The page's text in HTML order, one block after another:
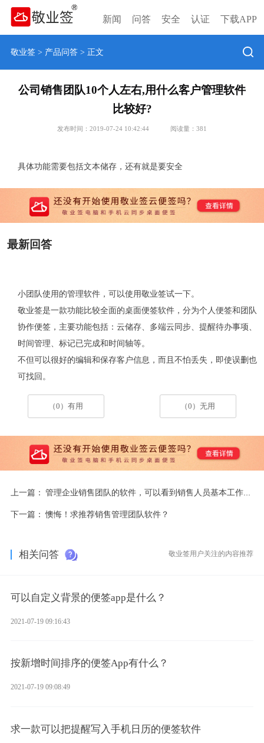
新闻 问答 安全 认证 下载APP
敬业签> 产品问答> 正文
公司销售团队10个人左右,用什么客户管理软件
比较好?
发布时间：2019-07-24 10:42:44 阅读量： 381
具体功能需要包括文本储存，还有就是要安全
最新回答
小团队使用的管理软件，可以使用敬业签试一下。
敬业签是一款功能比较全面的桌面便签软件，分为个人便签和团队
协作便签，主要功能包括：云储存、多端云同步、提醒待办事项、
时间管理、标记已完成和时间轴等。
不但可以很好的编辑和保存客户信息，而且不怕丢失，即使误删也
可找回。
（0）有用 （0）无用
上一篇： 管理企业销售团队的软件，可以看到销售人员基本工作量的系统。给推荐一个吧
下一篇： 懊悔！求推荐销售管理团队软件？
相关问答 敬业签用户关注的内容推荐
可以自定义背景的便签app是什么？
2021-07-19 09:16:43
按新增时间排序的便签App有什么？
2021-07-19 09:08:49
求一款可以把提醒写入手机日历的便签软件